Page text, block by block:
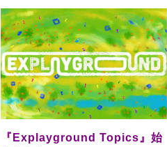
『Explayground Topics』始